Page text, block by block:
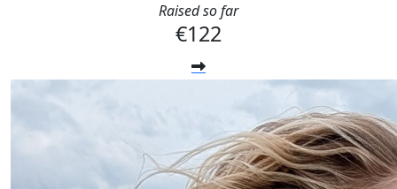
Raised so far
€122